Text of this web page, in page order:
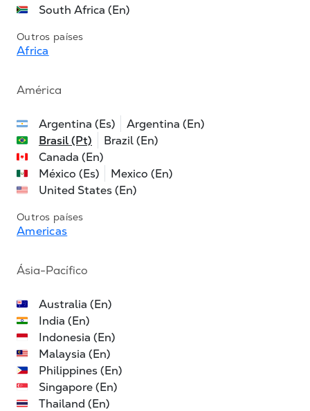
South Africa (En)
Outros países
Africa
América
Argentina (Es)
Argentina (En)
Brasil (Pt)
Brazil (En)
Canada (En)
México (Es)
Mexico (En)
United States (En)
Outros países
Americas
Ásia-Pacífico
Australia (En)
India (En)
Indonesia (En)
Malaysia (En)
Philippines (En)
Singapore (En)
Thailand (En)